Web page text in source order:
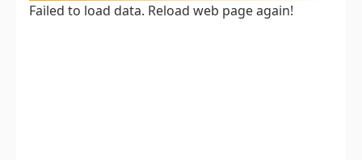
Failed to load data. Reload web page again!